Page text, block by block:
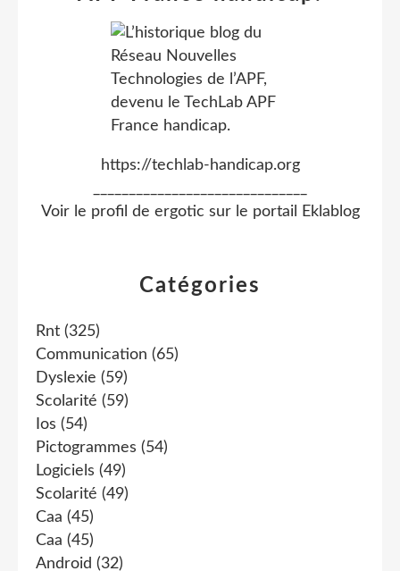
Catégories
Rnt (325)
Communication (65)
Dyslexie (59)
Scolarité (59)
Ios (54)
Pictogrammes (54)
Logiciels (49)
Scolarité (49)
Caa (45)
Caa (45)
Android (32)
https://techlab-handicap.org
Voir le profil de ergotic sur le portail Eklablog